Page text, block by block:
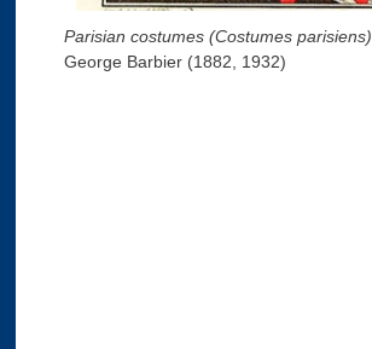
Parisian costumes (Costumes parisiens)
George Barbier (1882, 1932)